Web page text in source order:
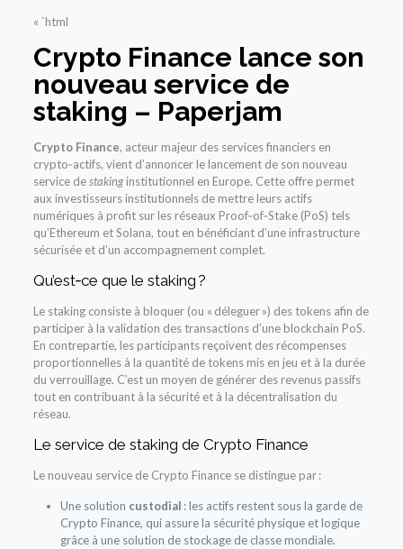
« `html
Crypto Finance lance son
nouveau service de
staking – Paperjam
Crypto Finance, acteur majeur des services financiers en
crypto‑actifs, vient d’annoncer le lancement de son nouveau
service destakinginstitutionnel en Europe. Cette offre permet
aux investisseurs institutionnels de mettre leurs actifs
numériques à profit sur les réseaux Proof‑of‑Stake (PoS) tels
qu’Ethereum et Solana, tout en bénéficiant d’une infrastructure
sécurisée et d’un accompagnement complet.
Qu’est‑ce que le staking ?
Le staking consiste à bloquer (ou « déleguer ») des tokens afin de
participer à la validation des transactions d’une blockchain PoS.
En contrepartie, les participants reçoivent des récompenses
proportionnelles à la quantité de tokens mis en jeu et à la durée
du verrouillage. C’est un moyen de générer des revenus passifs
tout en contribuant à la sécurité et à la décentralisation du
réseau.
Le service de staking de Crypto Finance
Le nouveau service de Crypto Finance se distingue par :
Une solution custodial : les actifs restent sous la garde de
Crypto Finance, qui assure la sécurité physique et logique
grâce à une solution de stockage de classe mondiale.